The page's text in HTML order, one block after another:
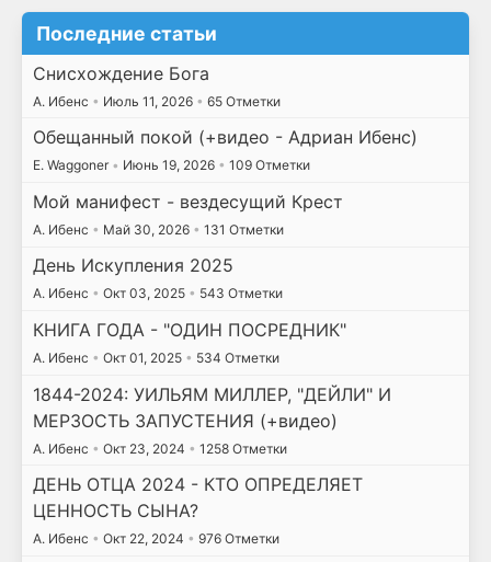
Последние статьи
Снисхождение Бога
А. Ибенс • Июль 11, 2026 • 65 Отметки
Обещанный покой (+видео - Адриан Ибенс)
E. Waggoner • Июнь 19, 2026 • 109 Отметки
Мой манифест - вездесущий Крест
А. Ибенс • Май 30, 2026 • 131 Отметки
День Искупления 2025
А. Ибенс • Окт 03, 2025 • 543 Отметки
КНИГА ГОДА - "ОДИН ПОСРЕДНИК"
А. Ибенс • Окт 01, 2025 • 534 Отметки
1844-2024: УИЛЬЯМ МИЛЛЕР, "ДЕЙЛИ" И
МЕРЗОСТЬ ЗАПУСТЕНИЯ (+видео)
А. Ибенс • Окт 23, 2024 • 1258 Отметки
ДЕНЬ ОТЦА 2024 - КТО ОПРЕДЕЛЯЕТ
ЦЕННОСТЬ СЫНА?
А. Ибенс • Окт 22, 2024 • 976 Отметки